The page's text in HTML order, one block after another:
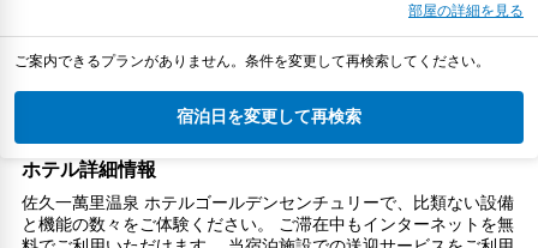
部屋の詳細を見る
ご案内できるプランがありません。条件を変更して再検索してください。
宿泊日を変更して再検索
ホテル詳細情報
佐久一萬里温泉 ホテルゴールデンセンチュリーで、比類ない設備
と機能の数々をご体験ください。 ご滞在中もインターネットを無